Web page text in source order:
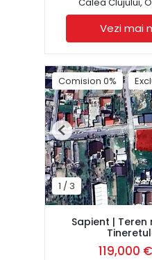
Vezi mai
Comision 0%
1 / 3
Previous
Sapient |
119,000 €